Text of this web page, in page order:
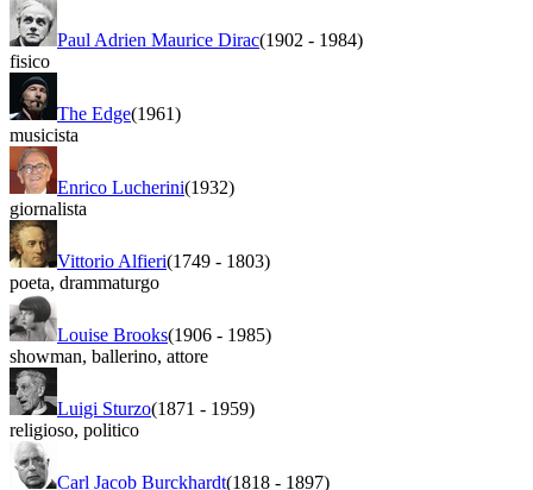
Paul Adrien Maurice Dirac(1902 - 1984)
fisico
The Edge(1961)
musicista
Enrico Lucherini(1932)
giornalista
Vittorio Alfieri(1749 - 1803)
poeta, drammaturgo
Louise Brooks(1906 - 1985)
showman, ballerino, attore
Luigi Sturzo(1871 - 1959)
religioso, politico
Carl Jacob Burckhardt(1818 - 1897)